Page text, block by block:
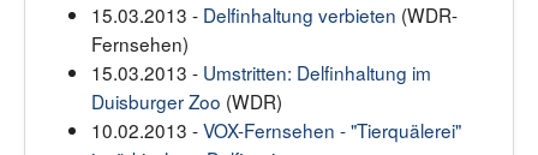
15.03.2013 - Delfinhaltung verbieten (WDR-
Fernsehen)
15.03.2013 - Umstritten: Delfinhaltung im
Duisburger Zoo (WDR)
10.02.2013 -VOX-Fernsehen - "Tierquälerei"